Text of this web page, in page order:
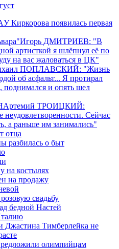
У Киркорова появилась первая
Игорь ДМИТРИЕВ: "В
артисткой я шлёпнул её по
на вас жаловаться в ЦК"
ПОПЛАВСКИЙ: "Жизнь
об асфальт... Я протирал
поднимался и опять шел
Артемий ТРОИЦКИЙ:
неудовлетворенности. Сейчас
а раньше им занимались"
отца
разбилась о быт
на костылях
на продажу
свадьбу
бедной Настей
Джастина Тимберлейка не
олимпийцам